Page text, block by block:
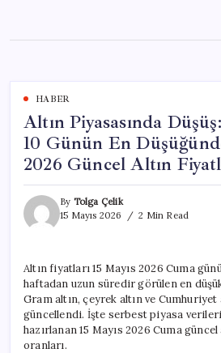
content
HABER
Altın Piyasasında
10 Günün En
2026 Güncel Altın
By Tolga Çelik
15 Mayıs 2026
2 Min Read
Altın fiyatları 15 Mayıs 2026 Cuma
haftadan uzun süredir görülen en
Gram altın, çeyrek altın ve Cumhuriyet
güncellendi. İşte serbest piyasa
hazırlanan 15 Mayıs 2026 Cuma
oranları.